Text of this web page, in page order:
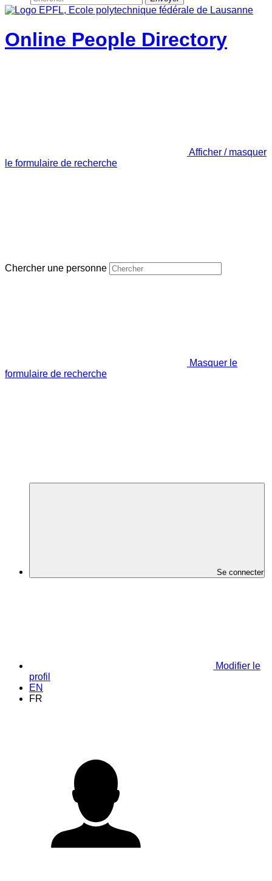
Online People Directory
Afficher / masquer
le formulaire de recherche
Chercher une personne
Masquer le
formulaire de recherche
Se connecter
Modifier le
profil
EN
FR